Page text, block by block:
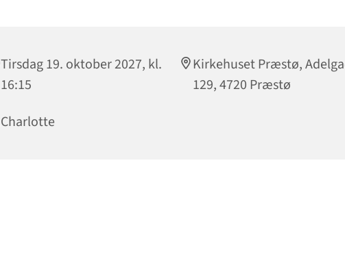
Tirsdag 19. oktober 2027, kl.
16:15
Kirkehuset Præstø,
129, 4720 Præstø
Charlotte